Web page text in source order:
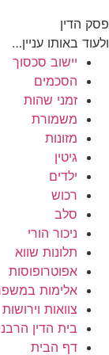
פסק הדין
ולעוד באותו עניין…
יישוב סכסוך
הסכמים
זמני שהות
משמורת
מזונות
גיטין
ילדים
רכוש
סלב
ניכור הורי
תלונות שווא
אפוטרופוסות
אלימות
צוואות וירושות
בית הדין
דף הבית